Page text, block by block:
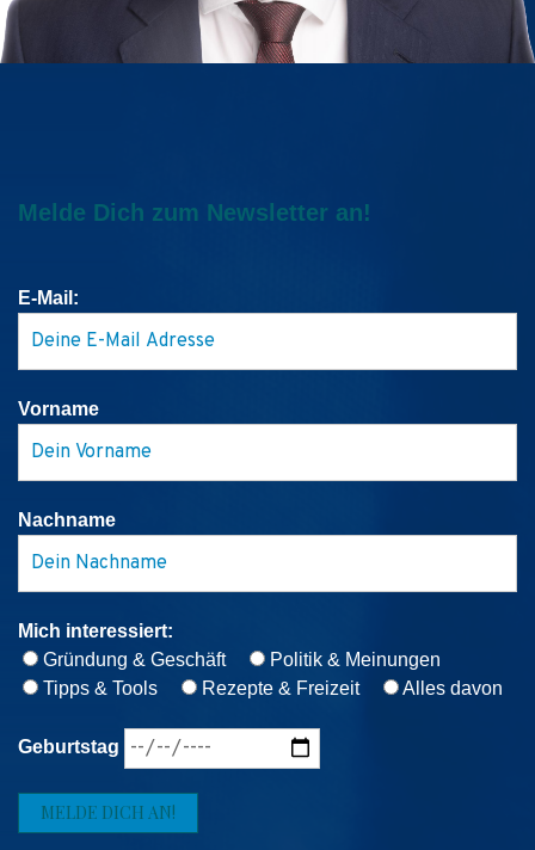
Melde Dich zum Newsletter an!
E-Mail:
Vorname
Nachname
Mich interessiert:
Gründung & Geschäft
Politik & Meinungen
Tipps & Tools
Rezepte & Freizeit Alles davon
Geburtstag